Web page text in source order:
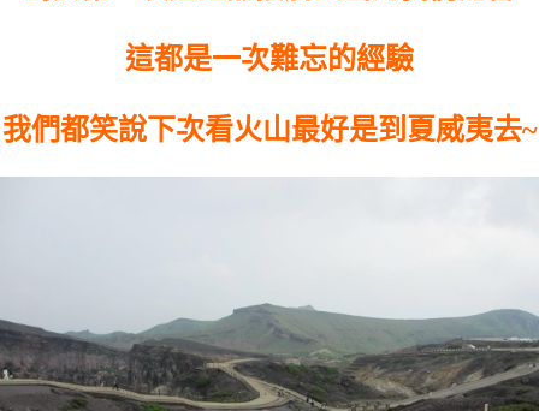
這都是一次難忘的經驗
我們都笑說下次看火山最好是到夏威夷去~